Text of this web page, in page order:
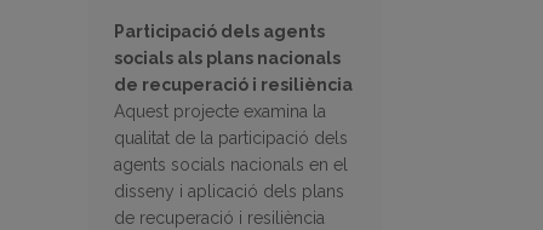
Participació dels agents
socials als plans nacionals
de recuperació i resiliència
Aquest projecte examina la
qualitat de la participació dels
agents socials nacionals en el
disseny i aplicació dels plans
de recuperació i resiliència